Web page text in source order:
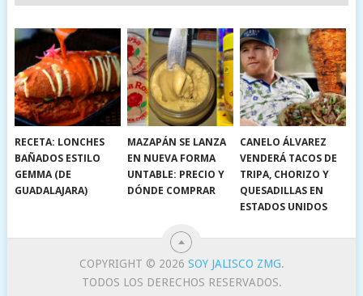
RECETA: LONCHES
BAÑADOS ESTILO
GEMMA (DE
GUADALAJARA)
MAZAPÁN SE LANZA
EN NUEVA FORMA
UNTABLE: PRECIO Y
DÓNDE COMPRAR
CANELO ÁLVAREZ
VENDERÁ TACOS DE
TRIPA, CHORIZO Y
QUESADILLAS EN
ESTADOS UNIDOS
COPYRIGHT © 2026 SOY JALISCO ZMG.
TODOS LOS DERECHOS RESERVADOS.